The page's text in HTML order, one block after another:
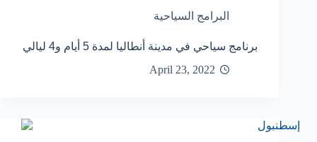
البرامج السياحية
برنامج سياحي في مدينة أنطاليا لمدة 5 أيام و4 ليالي
April 23, 2022